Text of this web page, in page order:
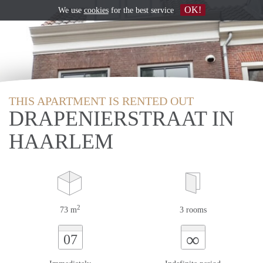
THIS APARTMENT IS RENTED OUT
DRAPENIERSTRAAT IN
HAARLEM
73 m2 3 rooms
07 ∞
We use cookiesfor the best service OK!